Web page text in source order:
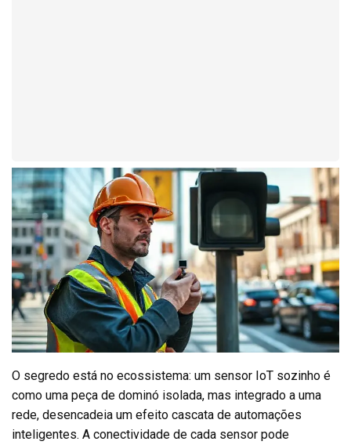
O segredo está no ecossistema: um sensor IoT sozinho é
como uma peça de dominó isolada, mas integrado a uma
rede, desencadeia um efeito cascata de automações
inteligentes. A conectividade de cada sensor pode